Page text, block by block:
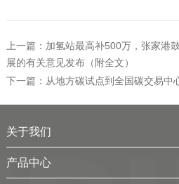
上一篇：加氢站最高补500万，张家港
展的有关意见发布（附全文）
下一篇：从地方碳试点到全国碳交易中
关于我们
公司简介
产品中心